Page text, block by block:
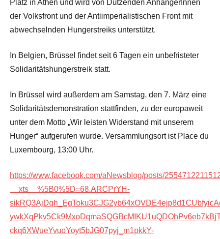
Platz in Athen und wird von Dutzenden AnhängerInnen
der Volksfront und der Antiimperialistischen Front mit
abwechselnden Hungerstreiks unterstützt.
In Belgien, Brüssel findet seit 6 Tagen ein unbefristeter
Solidaritätshungerstreik statt.
In Brüssel wird außerdem am Samstag, den 7. März eine
Solidaritätsdemonstration stattfinden, zu der europaweit
unter dem Motto „Wir leisten Widerstand mit unserem
Hunger“ aufgerufen wurde. Versammlungsort ist Place du
Luxembourg, 13:00 Uhr.
https://www.facebook.com/aNewsblog/posts/
__xts__%5B0%5D=68.ARCPrYH-
ckq6XWueYvuoYoyt5bJG07pyj_m1pkkY-